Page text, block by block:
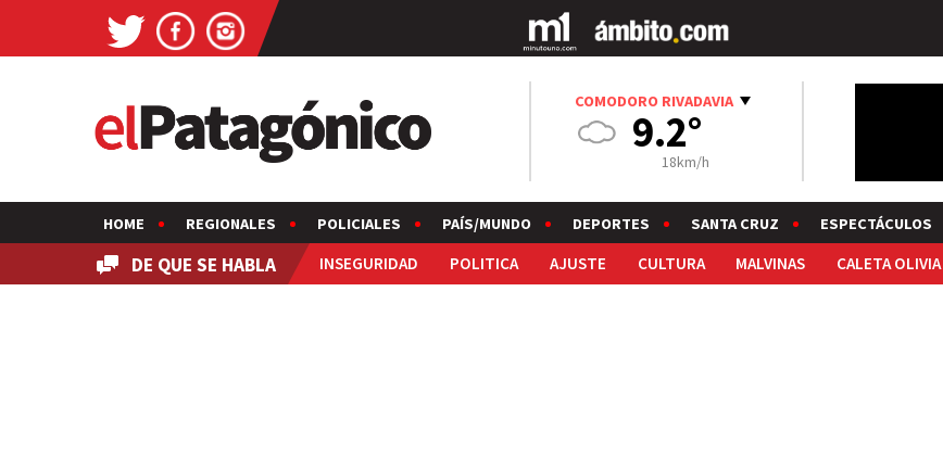
COMODORO RIVADAVIA
9.2°
18km/h
HOME REGIONALES POLICIALES PAÍS/MUNDO DEPORTES SANTA CRUZ ESPECTÁCULOS
DE QUE SE HABLA INSEGURIDAD POLITICA AJUSTE CULTURA MALVINAS CALETA OLIVIA